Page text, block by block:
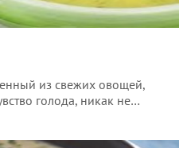
из свежих овощей,
голода, никак не…